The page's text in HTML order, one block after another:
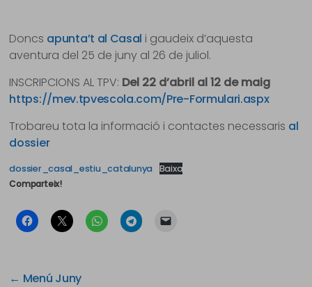
Doncs apunta’t al Casal i gaudeix d’aquesta
aventura del 25 de juny al 26 de juliol.
INSCRIPCIONS AL TPV: Del 22 d’abril al 12 de maig
https://mev.tpvescola.com/Pre-Formulari.aspx
Trobareu tota la informació i contactes necessaris al
dossier
dossier_casal_estiu_catalunya
Baixa
Comparteix!
← Menú Juny